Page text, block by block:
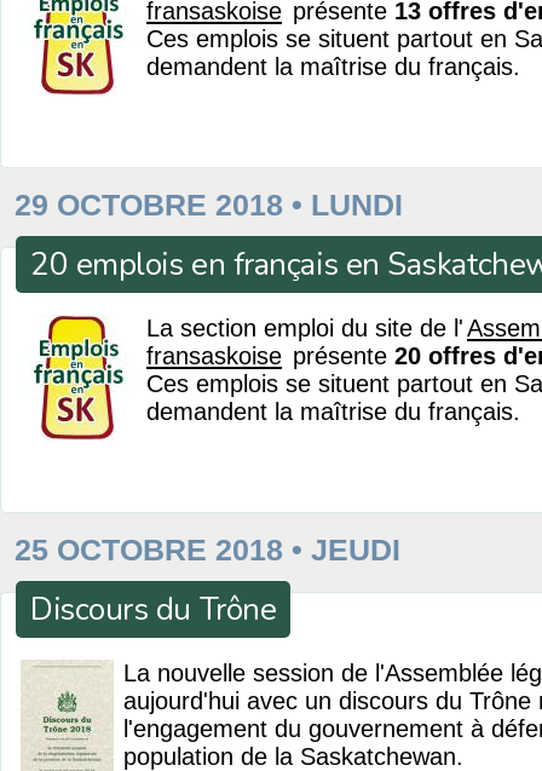
fransaskoise présente 13 offres
Ces emplois se situent partout en
demandent la maîtrise du français.
29 OCTOBRE 2018 • LUNDI
20 emplois en français en
La section emploi du site de l'
fransaskoise présente 20 offres
Ces emplois se situent partout en
demandent la maîtrise du français.
25 OCTOBRE 2018 • JEUDI
Discours du Trône
La nouvelle session de l'Assemblée
aujourd'hui avec un discours du
l'engagement du gouvernement à
population de la Saskatchewan.